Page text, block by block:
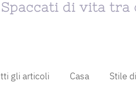
Spaccati di vita tra
gli articoli Casa Stile